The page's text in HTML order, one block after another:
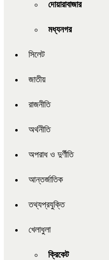
দোয়ারাবাজার
মধ্যনগর
সিলেট
জাতীয়
রাজনীতি
অর্থনীতি
অপরাধ ও দুর্ণীতি
আন্তর্জাতিক
তথ্যপ্রযুক্তি
খেলাধুলা
ক্রিকেট